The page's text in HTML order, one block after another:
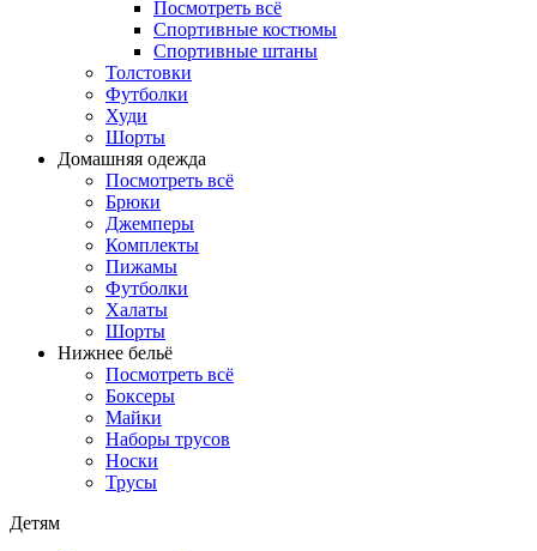
Посмотреть всё
Спортивные костюмы
Спортивные штаны
Толстовки
Футболки
Худи
Шорты
Домашняя одежда
Посмотреть всё
Брюки
Джемперы
Комплекты
Пижамы
Футболки
Халаты
Шорты
Нижнее бельё
Посмотреть всё
Боксеры
Майки
Наборы трусов
Носки
Трусы
Детям